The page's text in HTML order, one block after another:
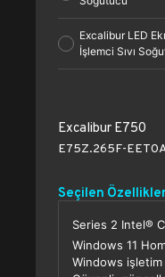
Excalibur LED
İşlemci Sıvı
Excalibur E750
E75Z.265F-
Seçilen
Series 2 Intel®
Windows 11
Windows